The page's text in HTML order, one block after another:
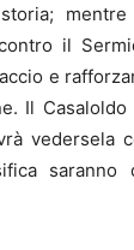
il
e
Il
vedersela
saranno